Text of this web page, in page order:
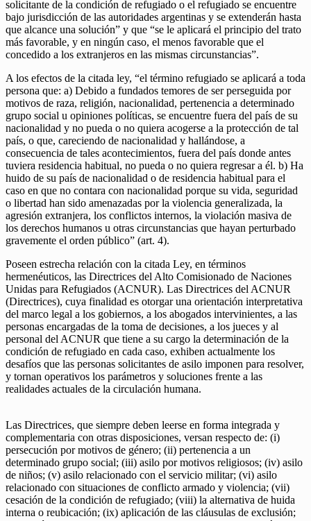
solicitante de la condición de refugiado o el refugiado se encuentre
bajo jurisdicción de las autoridades argentinas y se extenderán hasta
que alcance una solución” y que “se le aplicará el principio del trato
más favorable, y en ningún caso, el menos favorable que el
concedido a los extranjeros en las mismas circunstancias”.
A los efectos de la citada ley, “el término refugiado se aplicará a toda
persona que: a) Debido a fundados temores de ser perseguida por
motivos de raza, religión, nacionalidad, pertenencia a determinado
grupo social u opiniones políticas, se encuentre fuera del país de su
nacionalidad y no pueda o no quiera acogerse a la protección de tal
país, o que, careciendo de nacionalidad y hallándose, a
consecuencia de tales acontecimientos, fuera del país donde antes
tuviera residencia habitual, no pueda o no quiera regresar a él. b) Ha
huido de su país de nacionalidad o de residencia habitual para el
caso en que no contara con nacionalidad porque su vida, seguridad
o libertad han sido amenazadas por la violencia generalizada, la
agresión extranjera, los conflictos internos, la violación masiva de
los derechos humanos u otras circunstancias que hayan perturbado
gravemente el orden público” (art. 4).
Poseen estrecha relación con la citada Ley, en términos
hermenéuticos, las Directrices del Alto Comisionado de Naciones
Unidas para Refugiados (ACNUR). Las Directrices del ACNUR
(Directrices), cuya finalidad es otorgar una orientación interpretativa
del marco legal a los gobiernos, a los abogados intervinientes, a las
personas encargadas de la toma de decisiones, a los jueces y al
personal del ACNUR que tiene a su cargo la determinación de la
condición de refugiado en cada caso, exhiben actualmente los
desafíos que las personas solicitantes de asilo imponen para resolver,
y tornan operativos los parámetros y soluciones frente a las
realidades actuales de la circulación humana.
Las Directrices, que siempre deben leerse en forma integrada y
complementaria con otras disposiciones, versan respecto de: (i)
persecución por motivos de género; (ii) pertenencia a un
determinado grupo social; (iii) asilo por motivos religiosos; (iv) asilo
de niños; (v) asilo relacionado con el servicio militar; (vi) asilo
relacionado con situaciones de conflicto armado y violencia; (vii)
cesación de la condición de refugiado; (viii) la alternativa de huida
interna o reubicación; (ix) aplicación de las cláusulas de exclusión;